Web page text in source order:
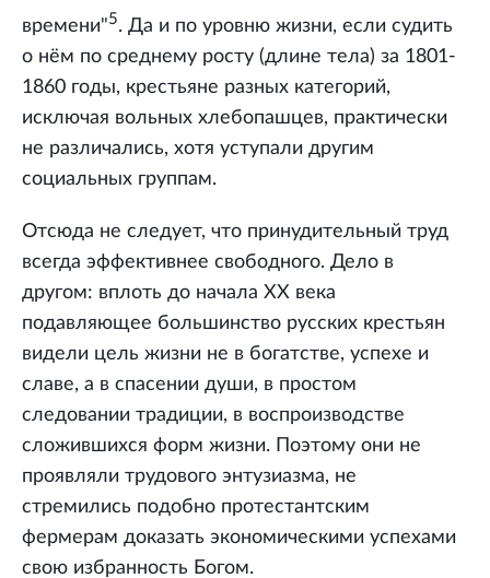
времени"5. Да и по уровню жизни, если судить
о нём по среднему росту (длине тела) за 1801-
1860 годы, крестьяне разных категорий,
исключая вольных хлебопашцев, практически
не различались, хотя уступали другим
социальных группам.
Отсюда не следует, что принудительный труд
всегда эффективнее свободного. Дело в
другом: вплоть до начала ХХ века
подавляющее большинство русских крестьян
видели цель жизни не в богатстве, успехе и
славе, а в спасении души, в простом
следовании традиции, в воспроизводстве
сложившихся форм жизни. Поэтому они не
проявляли трудового энтузиазма, не
стремились подобно протестантским
фермерам доказать экономическими успехами
свою избранность Богом.